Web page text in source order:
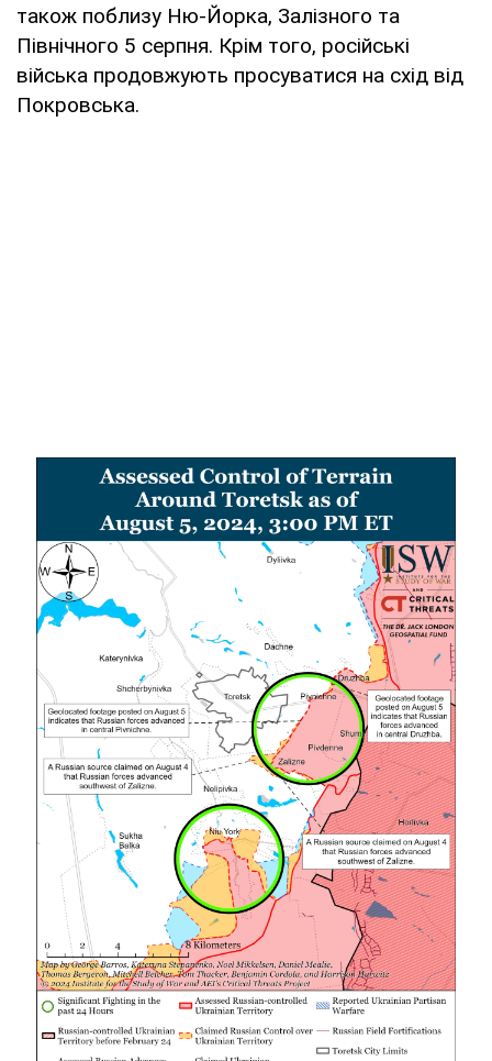
також поблизу Ню-Йорка, Залізного та
Північного 5 серпня. Крім того, російські
війська продовжують просуватися на схід від
Покровська.